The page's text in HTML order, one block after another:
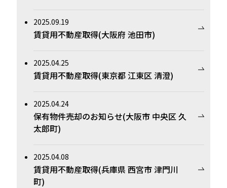
2025.09.19
賃貸用不動産取得(大阪府 池田市)
2025.04.25
賃貸用不動産取得(東京都 江東区 清澄)
2025.04.24
保有物件売却のお知らせ(大阪市 中央区 久
太郎町)
2025.04.08
賃貸用不動産取得(兵庫県 西宮市 津門川
町)